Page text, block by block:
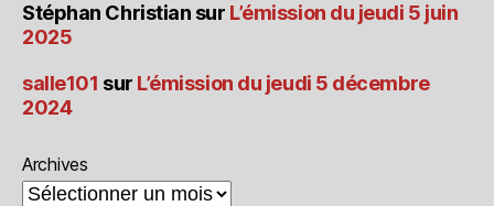
Stéphan Christian sur L’émission du jeudi 5 juin
2025
salle101 sur L’émission du jeudi 5 décembre
2024
Archives